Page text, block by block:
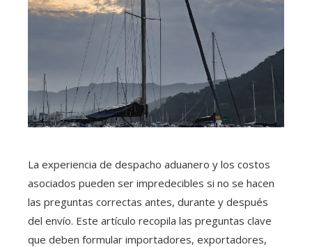
La experiencia de despacho aduanero y los costos
asociados pueden ser impredecibles si no se hacen
las preguntas correctas antes, durante y después
del envío. Este artículo recopila las preguntas clave
que deben formular importadores, exportadores,